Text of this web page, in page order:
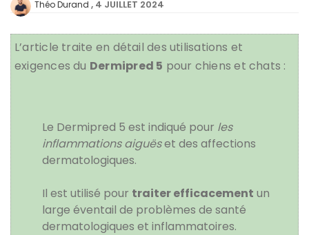
Théo Durand 4 JUILLET 2024
L’article traite en détail des utilisations et
exigences du Dermipred 5 pour chiens et chats :
Le Dermipred 5 est indiqué pour les
inflammations aiguëset des affections
dermatologiques.
Il est utilisé pour traiter efficacement un
large éventail de problèmes de santé
dermatologiques et inflammatoires.